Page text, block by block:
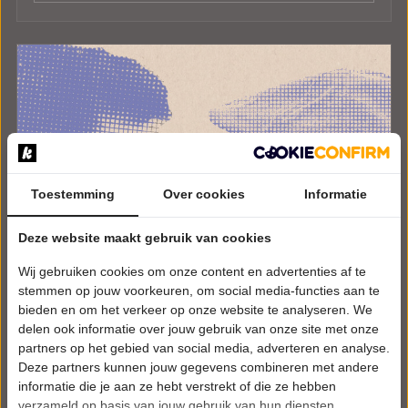
Toestemming Over cookies Informatie
Deze website maakt gebruik van cookies
Wij gebruiken cookies om onze content en advertenties af te
stemmen op jouw voorkeuren, om social media-functies aan te
bieden en om het verkeer op onze website te analyseren. We
delen ook informatie over jouw gebruik van onze site met onze
partners op het gebied van social media, adverteren en analyse.
Deze partners kunnen jouw gegevens combineren met andere
informatie die je aan ze hebt verstrekt of die ze hebben
verzameld op basis van jouw gebruik van hun diensten.